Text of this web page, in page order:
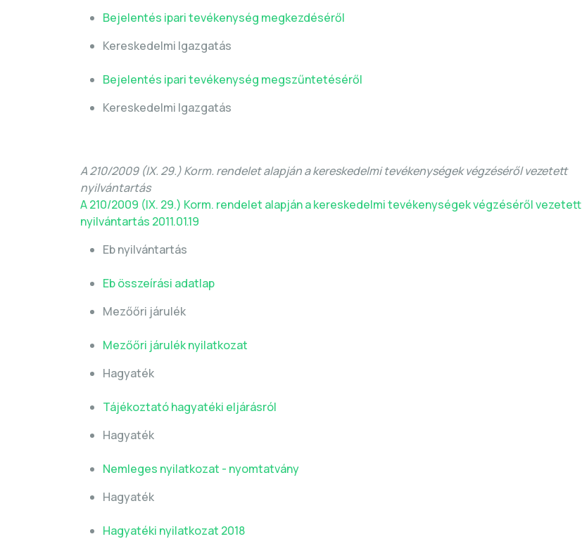
Bejelentés ipari tevékenység megkezdéséről
Kereskedelmi Igazgatás
Bejelentés ipari tevékenység megszűntetéséről
Kereskedelmi Igazgatás
A 210/2009 (IX. 29.) Korm. rendelet alapján a kereskedelmi tevékenységek végzéséről vezetett
nyilvántartás
A 210/2009 (IX. 29.) Korm. rendelet alapján a kereskedelmi tevékenységek végzéséről vezetett
nyilvántartás 2011.01.19
Eb nyilvántartás
Eb összeírási adatlap
Mezőőri járulék
Mezőőri járulék nyilatkozat
Hagyaték
Tájékoztató hagyatéki eljárásról
Hagyaték
Nemleges nyilatkozat - nyomtatvány
Hagyaték
Hagyatéki nyilatkozat 2018